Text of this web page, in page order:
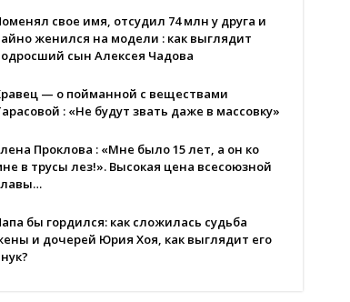
свое имя, отсудил 74 млн у друга и
женился на модели : как выглядит
сын Алексея Чадова
— о пойманной с веществами
: «Не будут звать даже в массовку»
Проклова : «Мне было 15 лет, а он ко
в трусы лез!». Высокая цена всесоюзной
бы гордился: как сложилась судьба
и дочерей Юрия Хоя, как выглядит его